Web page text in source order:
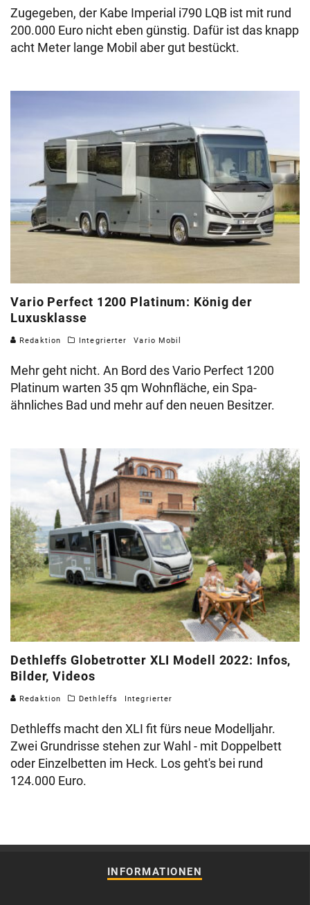
Zugegeben, der Kabe Imperial i790 LQB ist mit rund
200.000 Euro nicht eben günstig. Dafür ist das knapp
acht Meter lange Mobil aber gut bestückt.
Vario Perfect 1200 Platinum: König der
Luxusklasse
Redaktion Integrierter Vario Mobil
Mehr geht nicht. An Bord des Vario Perfect 1200
Platinum warten 35 qm Wohnfläche, ein Spa-
ähnliches Bad und mehr auf den neuen Besitzer.
Dethleffs Globetrotter XLI Modell 2022: Infos,
Bilder, Videos
Redaktion Dethleffs Integrierter
Dethleffs macht den XLI fit fürs neue Modelljahr.
Zwei Grundrisse stehen zur Wahl - mit Doppelbett
oder Einzelbetten im Heck. Los geht's bei rund
124.000 Euro.
INFORMATIONEN